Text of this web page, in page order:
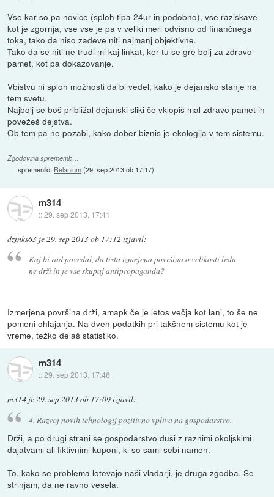
Vse kar so pa novice (sploh tipa 24ur in podobno), vse raziskave
kot je zgornja, vse vse je pa v veliki meri odvisno od finančnega
toka, tako da niso zadeve niti najmanj objektivne.
Tako da se niti ne trudi mi kaj linkat, ker tu se gre bolj za zdravo
pamet, kot pa dokazovanje.
Vbistvu ni sploh možnosti da bi vedel, kako je dejansko stanje na
tem svetu.
Najbolj se boš približal dejanski sliki če vklopiš mal zdravo pamet in
povežeš dejstva.
Ob tem pa ne pozabi, kako dober biznis je ekologija v tem sistemu.
Zgodovina sprememb…
spremenilo: Relanium(29. sep 2013 ob 17:17)
m314
::29. sep 2013, 17:41
dzinks63 je 29. sep 2013 ob 17:12 izjavil:
Kaj bi rad povedal, da tista izmejena površina o velikosti ledu
ne drži in je vse skupaj antipropaganda?
Izmerjena površina drži, amapk če je letos večja kot lani, to še ne
pomeni ohlajanja. Na dveh podatkih pri takšnem sistemu kot je
vreme, težko delaš statistiko.
m314
::29. sep 2013, 17:46
m314 je29. sep 2013 ob 17:09izjavil:
4. Razvoj novih tehnologij pozitivno vpliva na gospodarstvo.
Drži, a po drugi strani se gospodarstvo duši z raznimi okoljskimi
dajatvami ali fiktivnimi kuponi, ki so sami sebi namen.
To, kako se problema lotevajo naši vladarji, je druga zgodba. Se
strinjam, da ne ravno vesela.